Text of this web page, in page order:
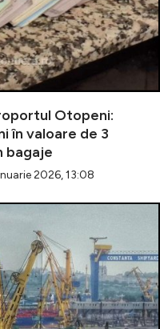
Otopeni:
în valoare de 3
bagaje
2026, 13:08